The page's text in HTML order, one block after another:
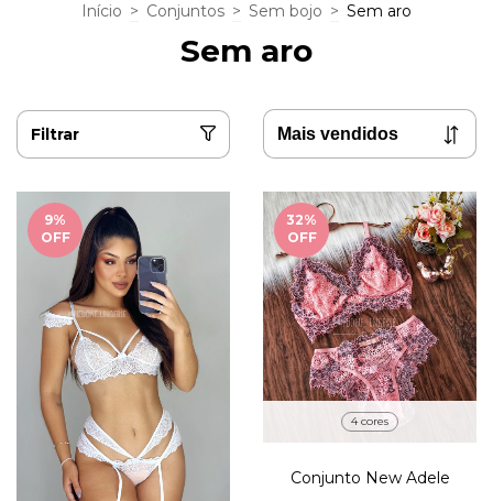
Início > Conjuntos > Sem bojo > Sem aro
Sem aro
Filtrar
9%
OFF
32%
OFF
4 cores
Conjunto New Adele